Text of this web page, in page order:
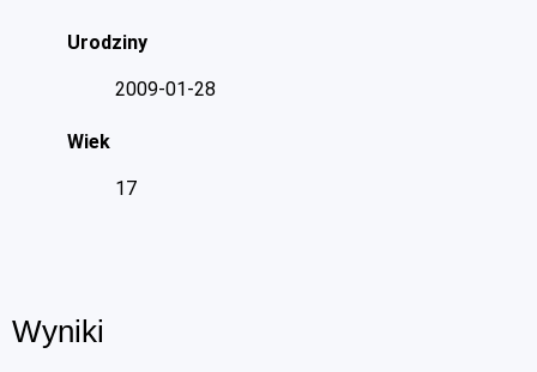
Urodziny
2009-01-28
Wiek
17
Wyniki